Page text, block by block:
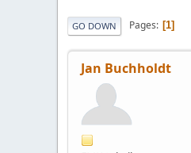
GO DOWN Pages 1
Jan Buchholdt